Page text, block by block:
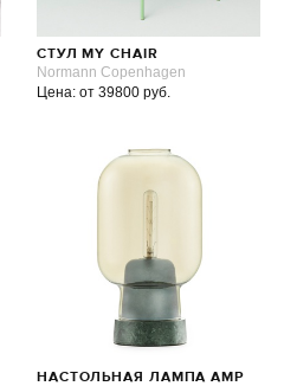
СТУЛ MY CHAIR
Normann Copenhagen
Цена: от 39800 руб.
НАСТОЛЬНАЯ ЛАМПА AMP